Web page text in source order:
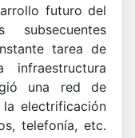
futuro del
tarea de
infraestructura
una red de
electrificación
telefonía, etc.